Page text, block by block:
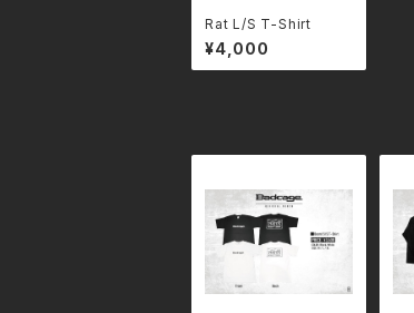
Rat L/S T-Shirt
¥4,000